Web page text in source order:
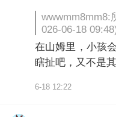
wwwmm8mm8:
026-06-18
在山姆里，小孩
瞎扯吧，又不是
6-18 12:22